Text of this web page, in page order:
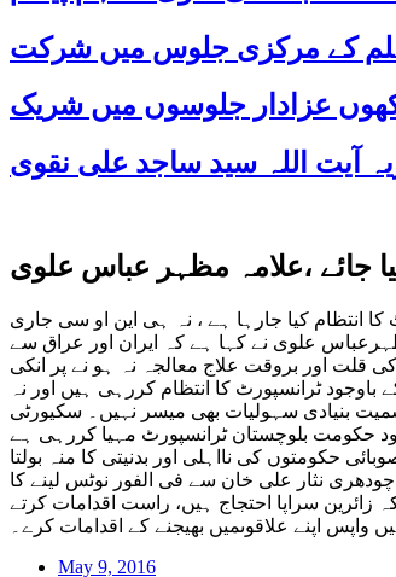
کے مرکزی جلوس میں شرکت
جائے ،علامہ مظہر عباس علوی
کا انتظام کیا جارہا ہے ، نہ ہی این او سی جاری
علامہ مظہرعباس علوی نے کہا ہے کہ ایران اور عراق سے
کی قلت اور بروقت علاج معالجہ نہ ہو نے پر انکی
ٹرانسپورٹ کا انتظام کررہی ہیں اور نہ
سمیت بنیادی سہولیات بھی میسر نہیں۔ سکیورٹی
حکومت بلوچستان ٹرانسپورٹ مہیا کررہی ہے
حکومتوں کی نااہلی اور بدنیتی کا منہ بولتا
نثار علی خان سے فی الفور نوٹس لینے کا
سراپا احتجاج ہیں، راست اقدامات کرتے
واپس اپنے علاقوںمیں بھیجنے کے اقدامات کرے۔
May 9, 2016